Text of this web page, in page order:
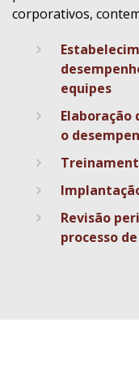
corporativos,
equipes
o
Revisão
processo